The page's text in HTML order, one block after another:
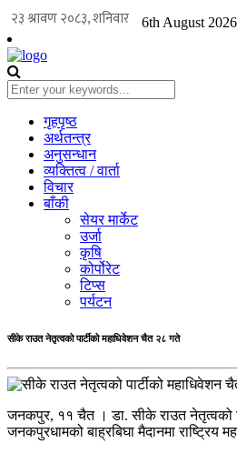
6th August 2026
गृहपृष्ठ
अर्थतन्त्र
अनुसन्धान
व्यक्तित्व / वार्ता
विचार
बाँकी
सेयर मार्केट
उर्जा
कृषि
कोर्पोरेट
टिप्स
पर्यटन
सीके राउत नेतृत्वको पार्टीको महाधिवेशन चैत २८ गते
जनकपुर, ११ चैत । डा. सीके राउत नेतृत्वको
जनकपुरधामको बाह्रबिघा मैदानमा राष्ट्रिय